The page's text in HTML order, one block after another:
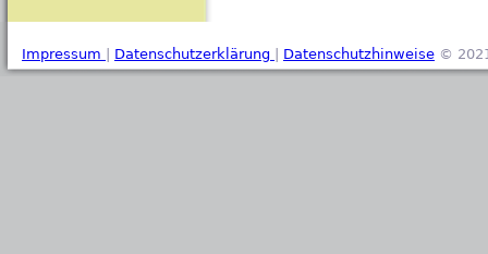
Impressum Datenschutzerklärung Datenschutzhinweise ©